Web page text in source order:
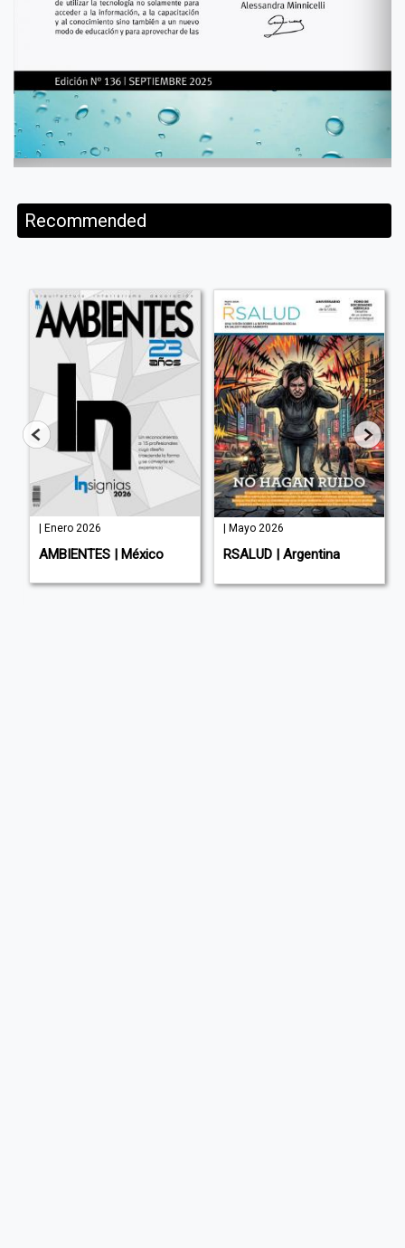
Recommended
| Enero 2026
AMBIENTES | México
| Mayo 2026
RSALUD | Argentina